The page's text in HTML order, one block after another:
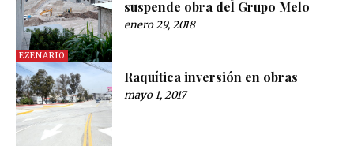
EZENARIO
suspende obra del Grupo Melo
enero 29, 2018
Raquítica inversión en obras
mayo 1, 2017